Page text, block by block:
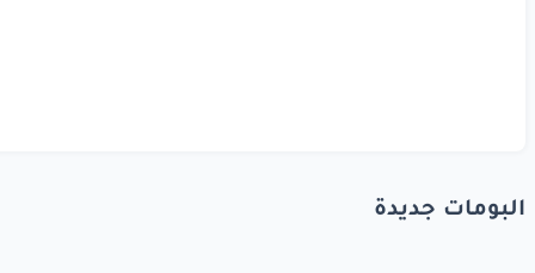
البومات جديدة